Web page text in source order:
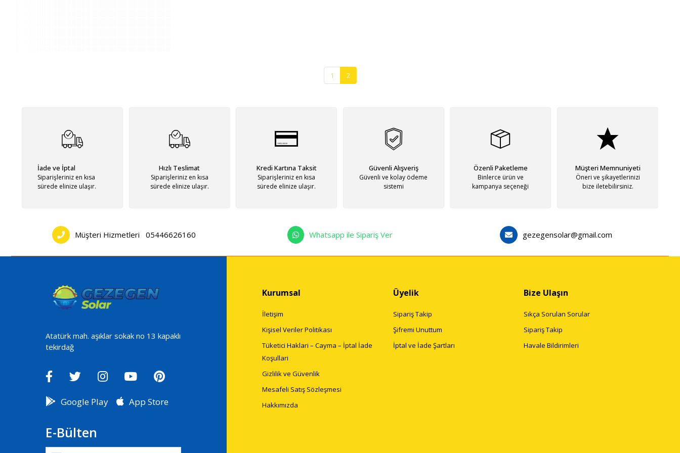
1 2
İade ve İptal
Siparişleriniz en kısa
sürede elinize ulaşır.
Hızlı Teslimat
Siparişleriniz en kısa
sürede elinize ulaşır.
Kredi Kartına Taksit
Siparişleriniz en kısa
sürede elinize ulaşır.
Güvenli Alışveriş
Güvenli ve kolay ödeme
sistemi
Özenli Paketleme
Binlerce ürün ve
kampanya seçeneği
Müşteri Memnuniyeti
Öneri ve şikayetlerinizi
bize iletebilirsiniz.
Müşteri Hizmetleri 05446626160 Whatsapp ile Sipariş Ver gezegensolar@gmail.com
Atatürk mah. aşıklar sokak no 13 kapaklı
tekirdağ
Google Play App Store
E-Bülten
Kurumsal
İletişim
Kişisel Veriler Politikası
Tüketici Haklari – Cayma – İptal İade
Koşullari
Gizlilik ve Güvenlik
Mesafeli Satış Sözleşmesi
Hakkımızda
Üyelik
Sipariş Takip
Şifremi Unuttum
İptal ve İade Şartları
Bize Ulaşın
Sıkça Sorulan Sorular
Sipariş Takip
Havale Bildirimleri